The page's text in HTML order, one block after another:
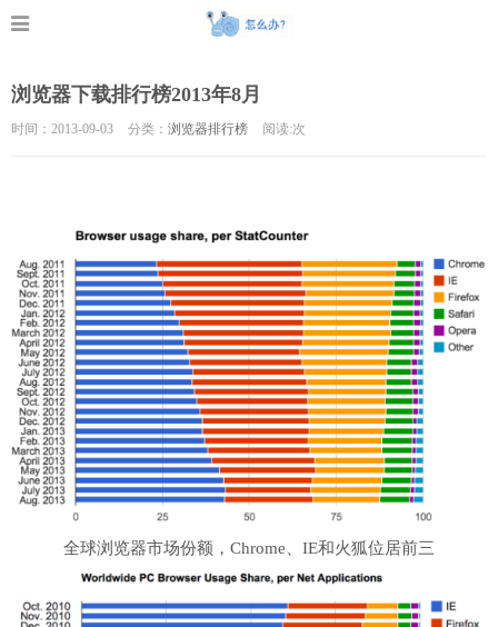
浏览器下载排行榜2013年8月
时间：2013-09-03 分类： 浏览器排行榜 阅读:次
全球浏览器市场份额，Chrome、IE和火狐位居前三